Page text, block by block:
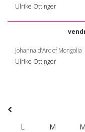
Ulrike Ottinger
Johanna d’Arc of Mongolia
Ulrike Ottinger
L M M